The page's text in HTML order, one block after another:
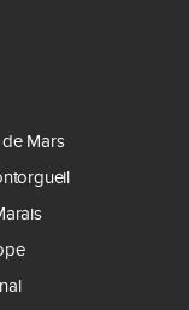
Mars